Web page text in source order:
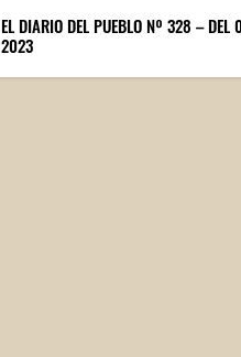
EL DIARIO DEL PUEBLO Nº 328 – DEL
2023